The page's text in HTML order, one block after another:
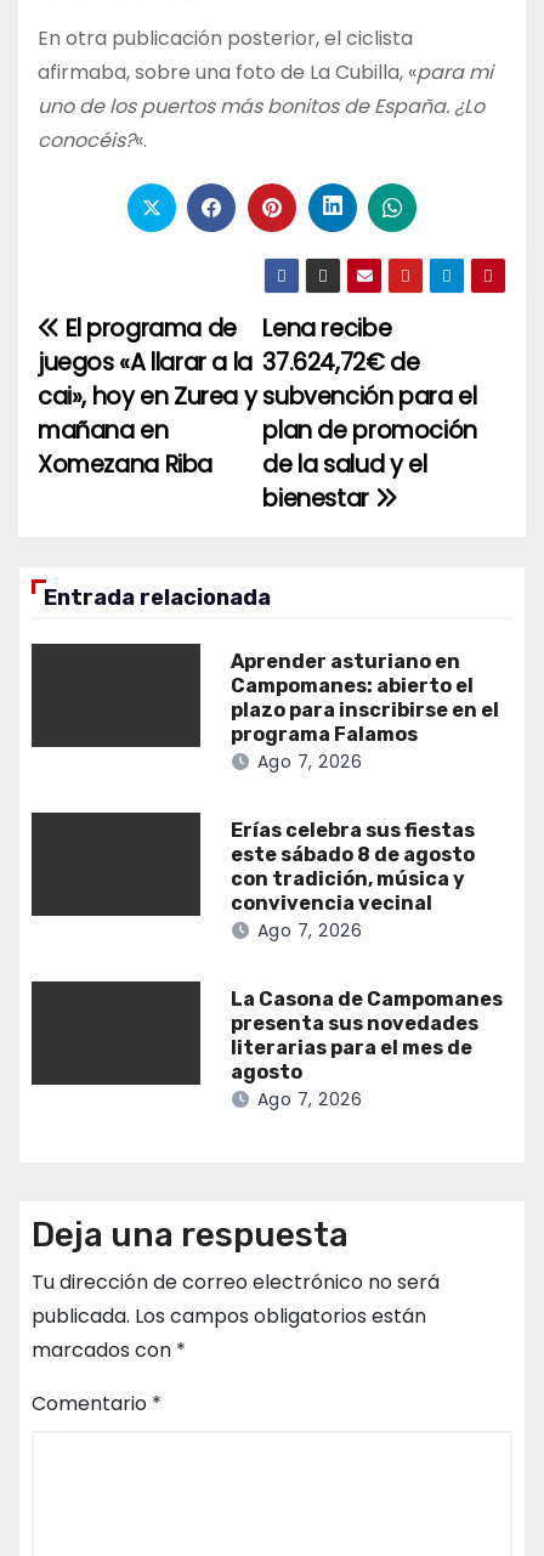
En otra publicación posterior, el ciclista
afirmaba, sobre una foto de La Cubilla, «para mi
uno de los puertos más bonitos de España. ¿Lo
conocéis?«.
Navegación
de
entradas
Lena recibe
37.624,72€ de
subvención para el
plan de promoción
de la salud y el
bienestar
El programa de
juegos «A llarar a la
cai», hoy en Zurea y
mañana en
Xomezana Riba
Entrada relacionada
Aprender asturiano en
Campomanes: abierto el
plazo para inscribirse en el
programa Falamos
Ago 7, 2026
Erías celebra sus fiestas
este sábado 8 de agosto
con tradición, música y
convivencia vecinal
Ago 7, 2026
La Casona de Campomanes
presenta sus novedades
literarias para el mes de
agosto
Ago 7, 2026
Deja una respuesta
Tu dirección de correo electrónico no será
publicada. Los campos obligatorios están
marcados con *
Comentario *